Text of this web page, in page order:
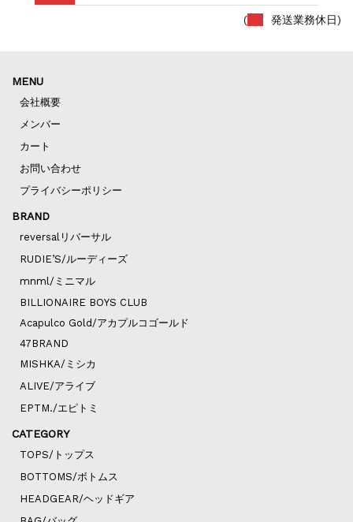
( 発送業務休日)
MENU
会社概要
メンバー
カート
お問い合わせ
プライバシーポリシー
BRAND
reversalリバーサル
RUDIE’S/ルーディーズ
mnml/ミニマル
BILLIONAIRE BOYS CLUB
Acapulco Gold/アカプルコゴールド
47BRAND
MISHKA/ミシカ
ALIVE/アライブ
EPTM./エピトミ
CATEGORY
TOPS/トップス
BOTTOMS/ボトムス
HEADGEAR/ヘッドギア